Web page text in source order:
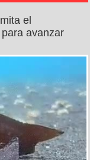
el
avanzar